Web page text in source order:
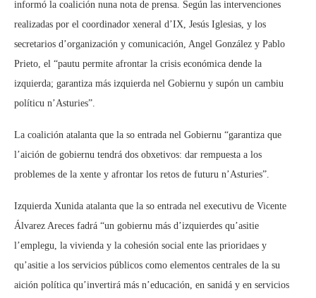
informó la coalición nuna nota de prensa. Según las intervenciones
realizadas por el coordinador xeneral d’IX, Jesús Iglesias, y los
secretarios d’organización y comunicación, Angel González y Pablo
Prieto, el “pautu permite afrontar la crisis económica dende la
izquierda; garantiza más izquierda nel Gobiernu y supón un cambiu
políticu n’Asturies”.
La coalición atalanta que la so entrada nel Gobiernu “garantiza que
l’aición de gobiernu tendrá dos obxetivos: dar rempuesta a los
problemes de la xente y afrontar los retos de futuru n’Asturies”.
Izquierda Xunida atalanta que la so entrada nel executivu de Vicente
Álvarez Areces fadrá “un gobiernu más d’izquierdes qu’asitie
l’emplegu, la vivienda y la cohesión social ente las prioridaes y
qu’asitie a los servicios públicos como elementos centrales de la su
aición política qu’invertirá más n’educación, en sanidá y en servicios